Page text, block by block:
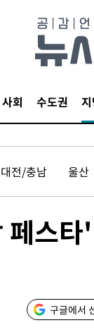
사회 수도권
대전/충남 울산
페스
구글에서